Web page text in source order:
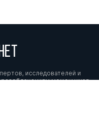
исследователей и
мошенников,